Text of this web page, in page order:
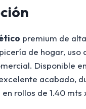
premium de
de hogar, uso
Disponible
acabado,
rollos de 1.40 mts